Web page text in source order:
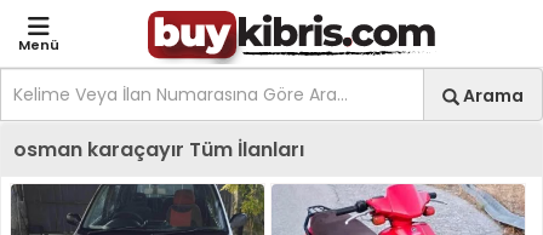
Menü
Ara
Arama
Kıbrıs İlan Platformu |
osman karaçayır Tüm İlanları